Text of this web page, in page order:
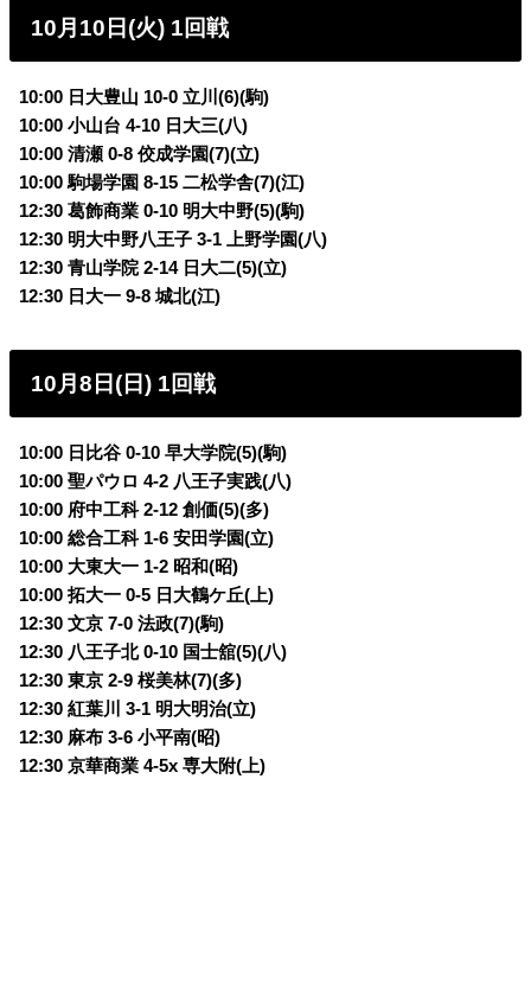
10月10日(火) 1回戦
10:00 日大豊山 10-0 立川(6)(駒)
10:00 小山台 4-10 日大三(八)
10:00 清瀬 0-8 佼成学園(7)(立)
10:00 駒場学園 8-15 二松学舎(7)(江)
12:30 葛飾商業 0-10 明大中野(5)(駒)
12:30 明大中野八王子 3-1 上野学園(八)
12:30 青山学院 2-14 日大二(5)(立)
12:30 日大一 9-8 城北(江)
10月8日(日) 1回戦
10:00 日比谷 0-10 早大学院(5)(駒)
10:00 聖パウロ 4-2 八王子実践(八)
10:00 府中工科 2-12 創価(5)(多)
10:00 総合工科 1-6 安田学園(立)
10:00 大東大一 1-2 昭和(昭)
10:00 拓大一 0-5 日大鶴ケ丘(上)
12:30 文京 7-0 法政(7)(駒)
12:30 八王子北 0-10 国士舘(5)(八)
12:30 東京 2-9 桜美林(7)(多)
12:30 紅葉川 3-1 明大明治(立)
12:30 麻布 3-6 小平南(昭)
12:30 京華商業 4-5x 専大附(上)